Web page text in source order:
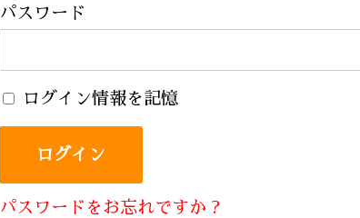
パスワード
ログイン情報を記憶
パスワードをお忘れですか ?